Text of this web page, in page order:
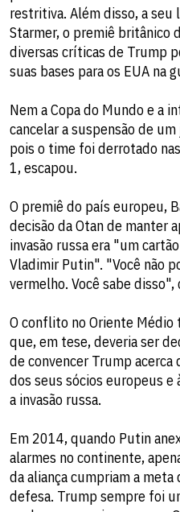
restritiva. Além disso, a seu
Starmer, o premiê britânico
diversas críticas de Trump
suas bases para os EUA na
Nem a Copa do Mundo e a
cancelar a suspensão de
pois o time foi derrotado
1, escapou.
O premiê do país europeu,
decisão da Otan de manter
invasão russa era "um
Vladimir Putin". "Você não
vermelho. Você sabe
O conflito no Oriente
que, em tese, deveria ser
de convencer Trump
dos seus sócios europeus e
a invasão russa.
Em 2014, quando Putin
alarmes no continente,
da aliança cumpriam a
defesa. Trump sempre foi